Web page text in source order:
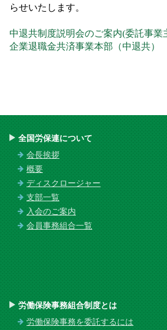
らせいたします。
中退共制度説明会のご案内(委託事
企業退職金共済事業本部（中退共）
全国労保連について
会長挨拶
概要
ディスクロージャー
支部一覧
入会のご案内
会員事務組合一覧
労働保険事務組合制度とは
労働保険事務を委託するには